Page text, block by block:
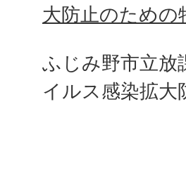
大防止のための
ふじみ野市立放
イルス感染拡大